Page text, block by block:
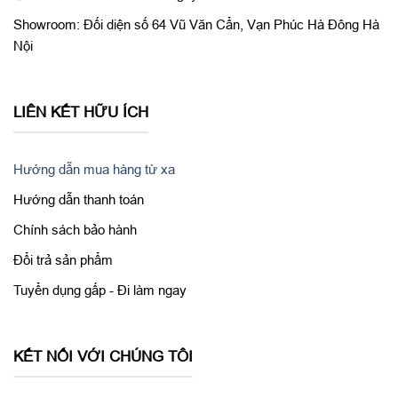
Camera TrueDepth ở mặt trước sẽ hỗ trợ nhận diện khuôn mặt
3D Face ID, chụp ảnh chân dung. Đồng thời với Animoji, iPad
trở nên sinh động hơn.
Showroom: Đối diện số 64 Vũ Văn Cẩn, Vạn Phúc Hà Đông Hà
Nội
LIÊN KẾT HỮU ÍCH
Hướng dẫn mua hàng từ xa
Hướng dẫn thanh toán
Chính sách bảo hành
Đổi trả sản phẩm
Tuyển dụng gấp - Đi làm ngay
KẾT NỐI VỚI CHÚNG TÔI